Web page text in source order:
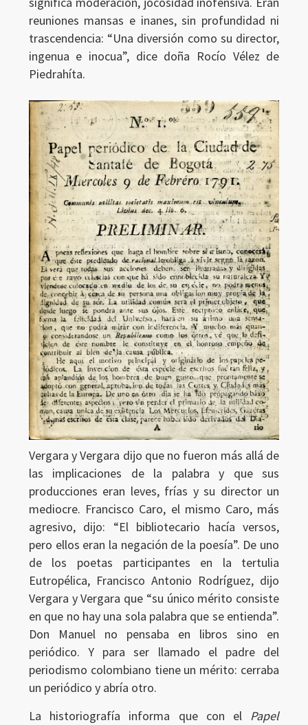
reuniones mansas e inanes, sin profundidad ni
trascendencia: “Una diversión como su director,
ingenua e inocua”, dice doña Rocío Vélez de
Piedrahíta.
Vergara y Vergara dijo que no fueron más allá de
las implicaciones de la palabra y que sus
producciones eran leves, frías y su director un
mediocre. Francisco Caro, el mismo Caro, más
agresivo, dijo: “El bibliotecario hacía versos,
pero ellos eran la negación de la poesía”. De uno
de los poetas participantes en la tertulia
Eutropélica, Francisco Antonio Rodríguez, dijo
Vergara y Vergara que “su único mérito consiste
en que no hay una sola palabra que se entienda”.
Don Manuel no pensaba en libros sino en
periódico. Y para ser llamado el padre del
periodismo colombiano tiene un mérito: cerraba
un periódico y abría otro.
La historiografía informa que con el Papel